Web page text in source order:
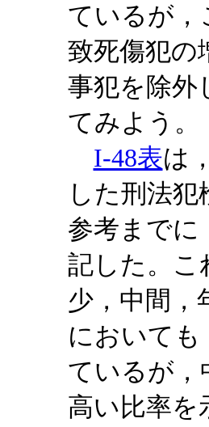
ているが，
致死傷犯の
事犯を除外
てみよう。
I-48表は
した刑法
参考までに
記した。こ
少，中間，
において
ているが，
高い比率を